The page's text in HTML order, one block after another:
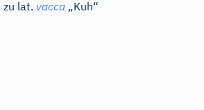
zu lat. vacca „Kuh“